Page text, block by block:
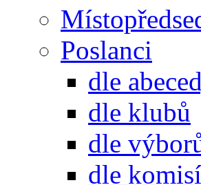
Poslanci
dle
dle klubů
dle
dle komisí